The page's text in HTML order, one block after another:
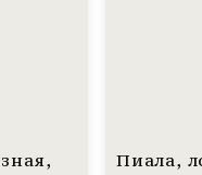
Пиала,